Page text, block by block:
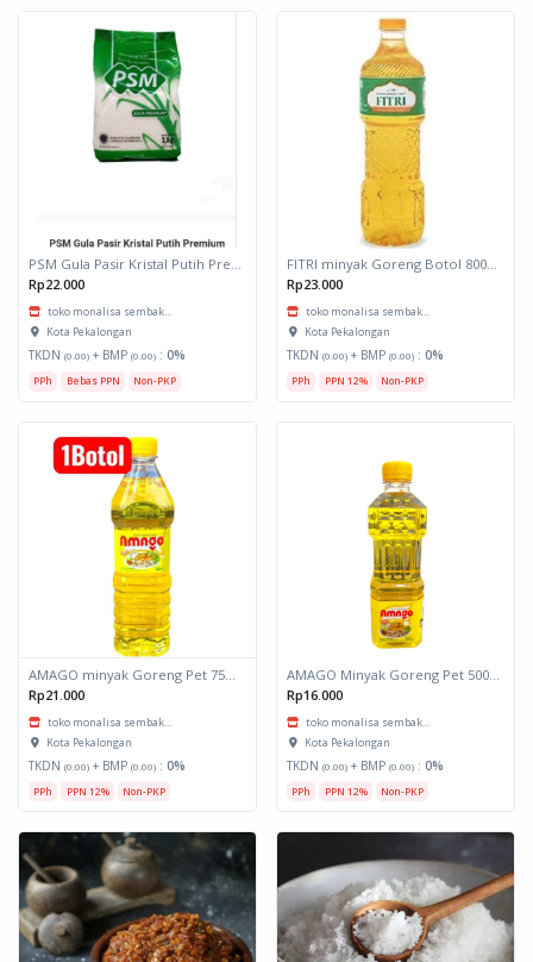
PSM Gula Pasir Kristal Putih Premium 1kg
Rp22.000
toko monalisa sembak...
Kota Pekalongan
TKDN (0.00) + BMP (0.00) : 0%
PPh Bebas PPN Non-PKP
FITRI minyak Goreng Botol 800/850ml
Rp23.000
toko monalisa sembak...
Kota Pekalongan
TKDN (0.00) + BMP (0.00) : 0%
PPh PPN 12% Non-PKP
Rp21.000
toko monalisa sembak...
Kota Pekalongan
TKDN (0.00) + BMP (0.00) : 0%
PPh PPN 12% Non-PKP
Rp16.000
toko monalisa sembak...
Kota Pekalongan
TKDN (0.00) + BMP (0.00) : 0%
PPh PPN 12% Non-PKP